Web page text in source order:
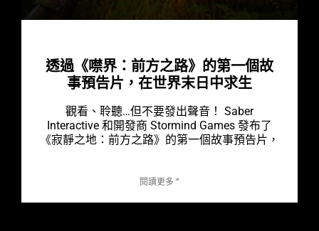
透過《噤界：前方之路》的第一個故
事預告片，在世界末日中求生
觀看、聆聽…但不要發出聲音！ Saber
Interactive 和開發商 Stormind Games 發布了
《寂靜之地：前方之路》的第一個故事預告片，
閱讀更多 ”